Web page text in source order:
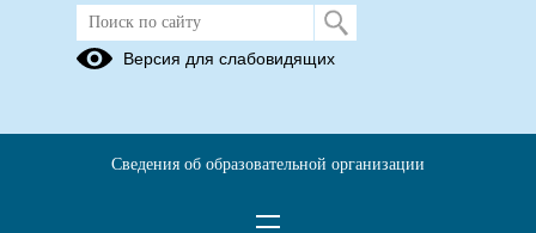
2026 год - Год единства народов
России
2026 год – Год единства народов России
По решению президента РФ Владимира Путина 2026 год объявлен
Эта важная инициатива была предложена атаманом
Версия для слабовидящих
Сведения об образовательной организации